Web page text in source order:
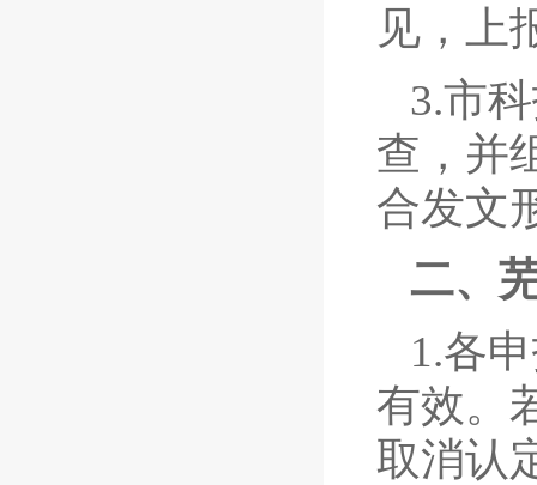
见，上
3.市
查，并
合发文
二、
1.各
有效。
取消认